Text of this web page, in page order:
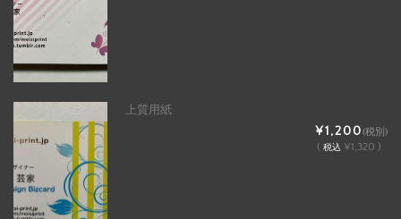
上質用紙
¥1,200(税別)
( 税込 ¥1,320 )